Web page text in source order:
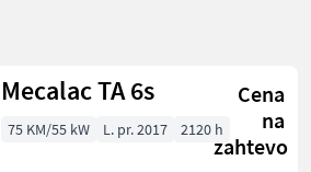
Mecalac TA 6s
Cena
na
zahtevo
75 KM/55 kW L. pr. 2017 2120 h